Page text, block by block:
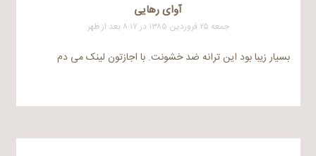
آوای رهایی
جمعه ۲۵ فروردین ۱۳۸۵ در ۸:۱۷ بعد از ظهر
بسیار زیبا بود این ترانه ضد خشونت. با اجازتون لینک می دم